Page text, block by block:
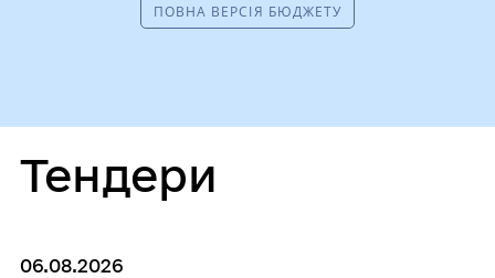
ПОВНА ВЕРСІЯ БЮДЖЕТУ
Тендери
06.08.2026